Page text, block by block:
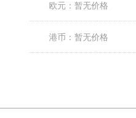
欧元： 暂无价格
港币： 暂无价格